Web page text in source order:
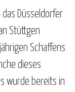
Düsseldorfer
Stüttgen
Schaffens
dieses
wurde bereits in